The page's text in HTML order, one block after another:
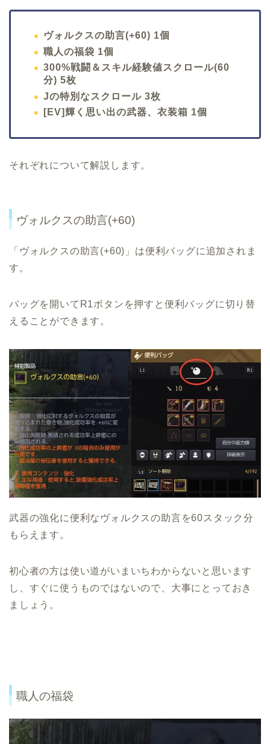
ヴォルクスの助言(+60) 1個
職人の福袋 1個
300%戦闘＆スキル経験値スクロール(60
分) 5枚
Jの特別なスクロール 3枚
[EV]輝く思い出の武器、衣装箱 1個
それぞれについて解説します。
ヴォルクスの助言(+60)
「ヴォルクスの助言(+60)」は便利バッグに追加されま
す。
バッグを開いてR1ボタンを押すと便利バッグに切り替
えることができます。
武器の強化に便利なヴォルクスの助言を60スタック分
もらえます。
初心者の方は使い道がいまいちわからないと思います
し、すぐに使うものではないので、大事にとっておき
ましょう。
職人の福袋